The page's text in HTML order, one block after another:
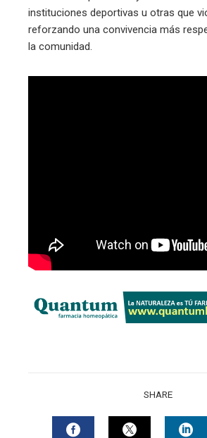
instituciones deportivas u otras que
reforzando una convivencia más
la comunidad.
SHARE